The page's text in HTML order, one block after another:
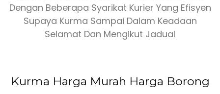
Dengan Beberapa Syarikat Kurier Yang Efisyen
Supaya Kurma Sampai Dalam Keadaan
Selamat Dan Mengikut Jadual
Kurma Harga Murah Harga Borong